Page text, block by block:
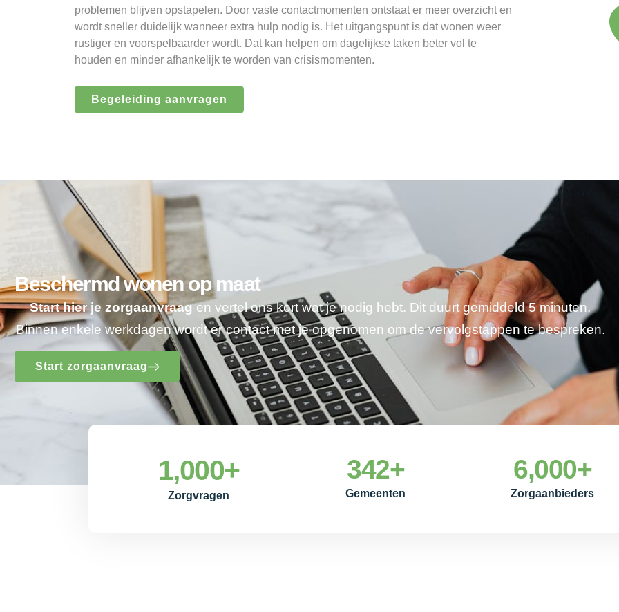
problemen blijven opstapelen. Door vaste contactmomenten ontstaat er meer overzicht en
wordt sneller duidelijk wanneer extra hulp nodig is. Het uitgangspunt is dat wonen weer
rustiger en voorspelbaarder wordt. Dat kan helpen om dagelijkse taken beter vol te
houden en minder afhankelijk te worden van crisismomenten.
Begeleiding aanvragen
Beschermd wonen op maat
Start hier je zorgaanvraagen vertel ons kort wat je nodig hebt. Dit duurt gemiddeld 5 minuten.
Binnen enkele werkdagen wordt er contact met je opgenomen om de vervolgstappen te bespreken.
Start zorgaanvraag
Zorgvragen
1,000+
Gemeenten
342+
Zorgaanbieders
6,000+